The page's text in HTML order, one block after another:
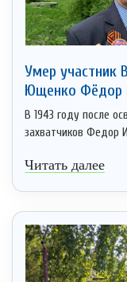
Умер участник
Ющенко Фёдор
В 1943 году после
захватчиков Федор
Читать далее